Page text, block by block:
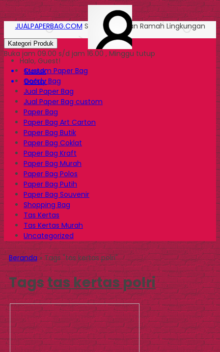
Halo, Guest!
Masuk
Daftar
JUALPAPERBAG.COM Solusi Kemasan Ramah Lingkungan
Kategori Produk
Buka jam 09.00 s/d jam 16.00 , Minggu tutup
Custom Paper Bag
Goody Bag
Jual Paper Bag
Jual Paper Bag custom
Paper Bag
Paper Bag Art Carton
Paper Bag Butik
Paper Bag Coklat
Paper Bag Kraft
Paper Bag Murah
Paper Bag Polos
Paper Bag Putih
Paper Bag Souvenir
Shopping Bag
Tas Kertas
Tas Kertas Murah
Uncategorized
Beranda»Tags "tas kertas polri"
Tagstas kertas polri